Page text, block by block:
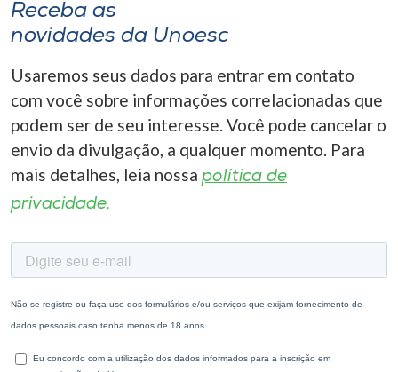
Receba as
novidades da Unoesc
Usaremos seus dados para entrar em contato
com você sobre informações correlacionadas que
podem ser de seu interesse. Você pode cancelar o
envio da divulgação, a qualquer momento. Para
mais detalhes, leia nossa política de
privacidade.